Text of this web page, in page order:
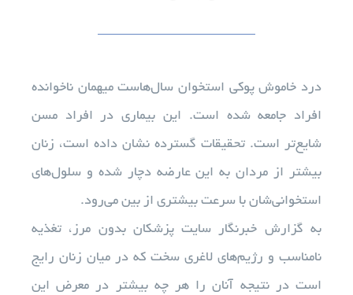
راهنمای مراجعین
آزمایشات
تجهیزات آزمایشگاهی
خدمات ما
درد خاموش پوکی استخوان سال‌هاست میهمان ناخوانده
افراد جامعه شده است. این بیماری در افراد مسن
شایع‌تر است. تحقیقات گسترده نشان داده است، زنان
بیشتر از مردان به این عارضه دچار شده و سلول‌های
استخوانی‌شان با سرعت بیشتری از بین می‌رود.
به گزارش خبرنگار سایت پزشکان بدون مرز، تغذیه
نامناسب و رژیم‌های لاغری سخت که در میان زنان رایج
است در نتیجه آنان را هر چه بیشتر در معرض این